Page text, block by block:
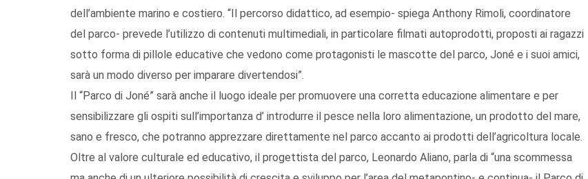
dell’ambiente marino e costiero. “Il percorso didattico, ad esempio- spiega Anthony Rimoli, coordinatore
del parco- prevede l’utilizzo di contenuti multimediali, in particolare filmati autoprodotti, proposti ai ragazzi
sotto forma di pillole educative che vedono come protagonisti le mascotte del parco, Joné e i suoi amici,
sarà un modo diverso per imparare divertendosi”.
Il “Parco di Joné” sarà anche il luogo ideale per promuovere una corretta educazione alimentare e per
sensibilizzare gli ospiti sull’importanza d’ introdurre il pesce nella loro alimentazione, un prodotto del mare,
sano e fresco, che potranno apprezzare direttamente nel parco accanto ai prodotti dell’agricoltura locale.
Oltre al valore culturale ed educativo, il progettista del parco, Leonardo Aliano, parla di “una scommessa